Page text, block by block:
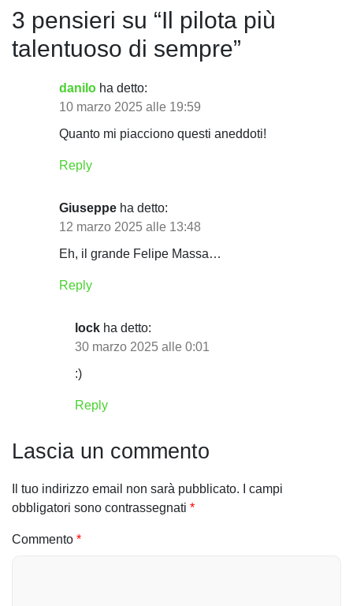
i
g
i
3 pensieri su “Il pilota più
talentuoso di sempre”
danilo ha detto:
10 marzo 2025 alle 19:59
Quanto mi piacciono questi aneddoti!
Reply
Giuseppe ha detto:
12 marzo 2025 alle 13:48
Eh, il grande Felipe Massa…
Reply
lock ha detto:
30 marzo 2025 alle 0:01
:)
Reply
Lascia un commento
Il tuo indirizzo email non sarà pubblicato.
I campi
obbligatori sono contrassegnati *
Commento *